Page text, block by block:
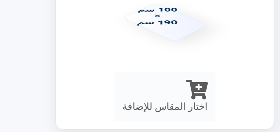
نوع السوست : متصله
نوع الاسفنج : عادى
100 سم
×
190 سم
اختار المقاس للإضافة